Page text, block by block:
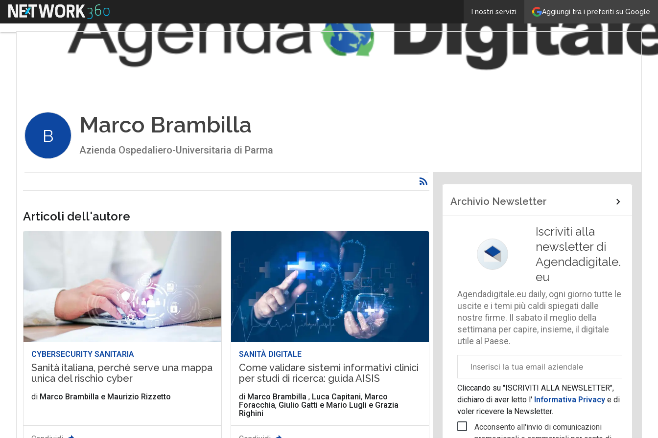
Aggiungi tra i preferiti su Google
I nostri servizi
Menu
B Marco Brambilla
Azienda Ospedaliero-Universitaria di Parma
Articoli dell'autore
CYBERSECURITY SANITARIA
Sanità italiana, perché serve una mappa
unica del rischio cyber
di Marco Brambilla e Maurizio Rizzetto
SANITÀ DIGITALE
Come validare sistemi informativi clinici
per studi di ricerca: guida AISIS
di Marco Brambilla, Luca Capitani, Marco
Foracchia, Giulio Gatti e Mario Lugli e Grazia
Righini
Archivio Newsletter
Iscriviti alla
newsletter di
Agendadigitale.
eu
Agendadigitale.eu daily, ogni giorno tutte le
uscite e i temi più caldi spiegati dalle
nostre firme. Il sabato il meglio della
settimana per capire, insieme, il digitale
utile al Paese.
aziendale
Cliccando su "ISCRIVITI ALLA NEWSLETTER",
dichiaro di aver letto l' Informativa Privacye di
voler ricevere la Newsletter.
Acconsento all'invio di comunicazioni